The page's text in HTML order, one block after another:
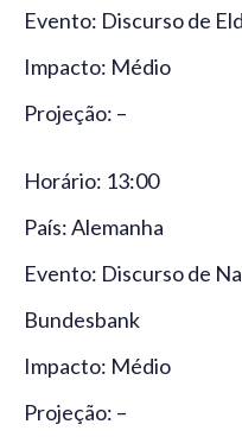
Evento: Discurso de
Impacto: Médio
Projeção: –
Horário: 13:00
País: Alemanha
Evento: Discurso de
Bundesbank
Impacto: Médio
Projeção: –